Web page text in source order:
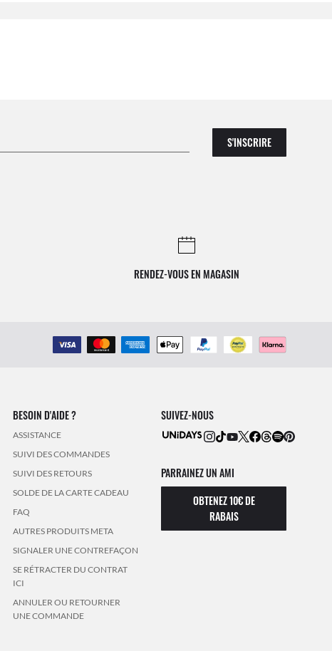
S'INSCRIRE
RENDEZ-VOUS EN MAGASIN
BESOIN D'AIDE ?
ASSISTANCE
SUIVI DES COMMANDES
SUIVI DES RETOURS
SOLDE DE LA CARTE CADEAU
FAQ
AUTRES PRODUITS META
SIGNALER UNE CONTREFAÇON
SE RÉTRACTER DU CONTRAT
ICI
ANNULER OU RETOURNER
UNE COMMANDE
SUIVEZ-NOUS
PARRAINEZ UN AMI
OBTENEZ 10€ DE
RABAIS